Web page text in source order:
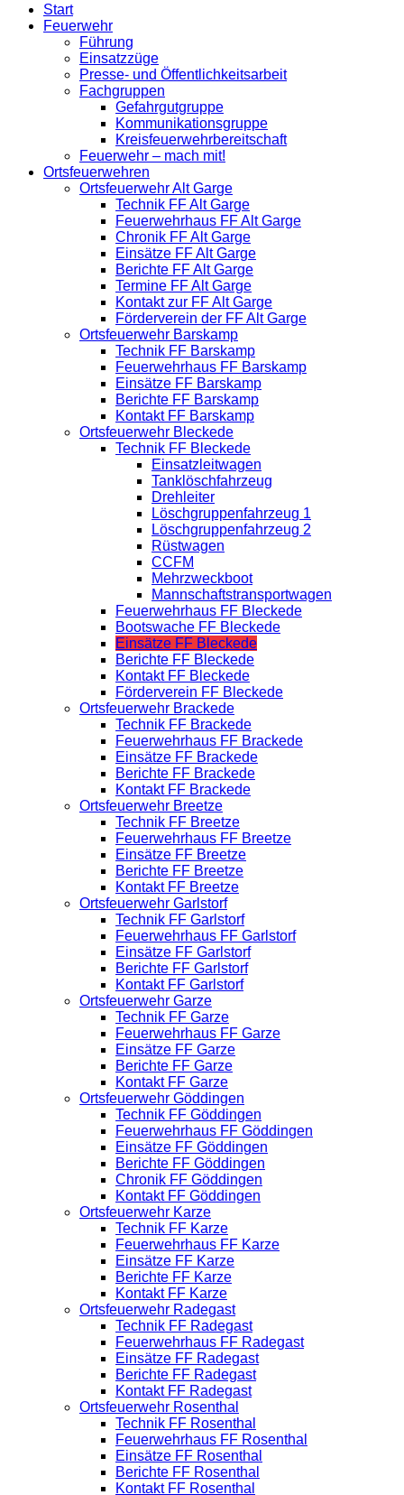
Start
Feuerwehr
Führung
Einsatzzüge
Presse- und Öffentlichkeitsarbeit
Fachgruppen
Gefahrgutgruppe
Kommunikationsgruppe
Kreisfeuerwehrbereitschaft
Feuerwehr – mach mit!
Ortsfeuerwehren
Ortsfeuerwehr Alt Garge
Technik FF Alt Garge
Feuerwehrhaus FF Alt Garge
Chronik FF Alt Garge
Einsätze FF Alt Garge
Berichte FF Alt Garge
Termine FF Alt Garge
Kontakt zur FF Alt Garge
Förderverein der FF Alt Garge
Ortsfeuerwehr Barskamp
Technik FF Barskamp
Feuerwehrhaus FF Barskamp
Einsätze FF Barskamp
Berichte FF Barskamp
Kontakt FF Barskamp
Ortsfeuerwehr Bleckede
Technik FF Bleckede
Einsatzleitwagen
Tanklöschfahrzeug
Drehleiter
Löschgruppenfahrzeug 1
Löschgruppenfahrzeug 2
Rüstwagen
CCFM
Mehrzweckboot
Mannschaftstransportwagen
Feuerwehrhaus FF Bleckede
Bootswache FF Bleckede
Einsätze FF Bleckede
Berichte FF Bleckede
Kontakt FF Bleckede
Förderverein FF Bleckede
Ortsfeuerwehr Brackede
Technik FF Brackede
Feuerwehrhaus FF Brackede
Einsätze FF Brackede
Berichte FF Brackede
Kontakt FF Brackede
Ortsfeuerwehr Breetze
Technik FF Breetze
Feuerwehrhaus FF Breetze
Einsätze FF Breetze
Berichte FF Breetze
Kontakt FF Breetze
Ortsfeuerwehr Garlstorf
Technik FF Garlstorf
Feuerwehrhaus FF Garlstorf
Einsätze FF Garlstorf
Berichte FF Garlstorf
Kontakt FF Garlstorf
Ortsfeuerwehr Garze
Technik FF Garze
Feuerwehrhaus FF Garze
Einsätze FF Garze
Berichte FF Garze
Kontakt FF Garze
Ortsfeuerwehr Göddingen
Technik FF Göddingen
Feuerwehrhaus FF Göddingen
Einsätze FF Göddingen
Berichte FF Göddingen
Chronik FF Göddingen
Kontakt FF Göddingen
Ortsfeuerwehr Karze
Technik FF Karze
Feuerwehrhaus FF Karze
Einsätze FF Karze
Berichte FF Karze
Kontakt FF Karze
Ortsfeuerwehr Radegast
Technik FF Radegast
Feuerwehrhaus FF Radegast
Einsätze FF Radegast
Berichte FF Radegast
Kontakt FF Radegast
Ortsfeuerwehr Rosenthal
Technik FF Rosenthal
Feuerwehrhaus FF Rosenthal
Einsätze FF Rosenthal
Berichte FF Rosenthal
Kontakt FF Rosenthal